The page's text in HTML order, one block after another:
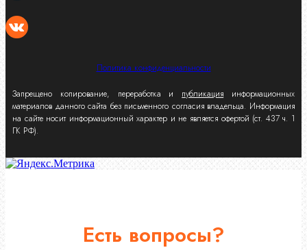
Политика конфиденциальности
Запрещено копирование, переработка и публикация информационных
материалов данного сайта без письменного согласия владельца. Информация
на сайте носит информационный характер и не является офертой (ст. 437 ч. 1
ГК РФ).
Есть вопросы?